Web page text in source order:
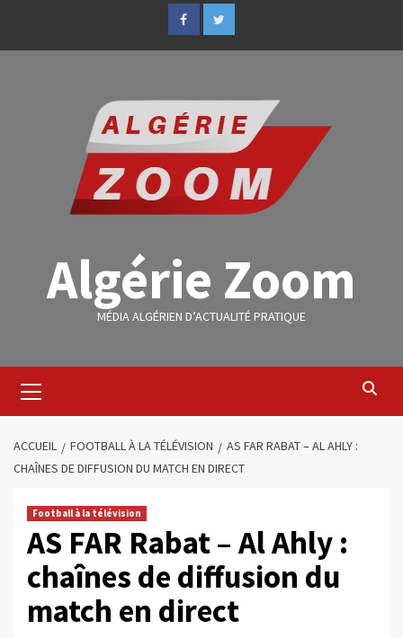
Algérie Zoom
MÉDIA ALGÉRIEN D’ACTUALITÉ PRATIQUE
ACCUEIL FOOTBALL À LA TÉLÉVISION
AS FAR RABAT – AL AHLY :
CHAÎNES DE DIFFUSION DU MATCH EN DIRECT
Football à la télévision
AS FAR Rabat – Al Ahly :
chaînes de diffusion du
match en direct